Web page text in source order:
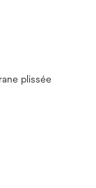
plissée